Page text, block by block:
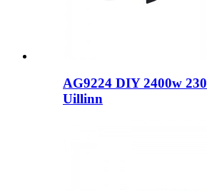
AG9224 DIY 2400w
Uillinn